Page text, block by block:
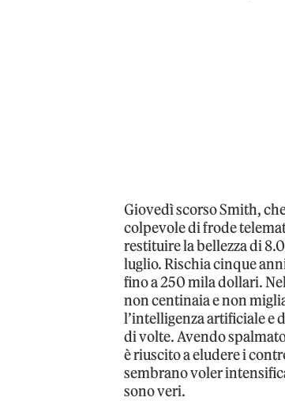
Giovedì scorso Smith,
colpevole di frode
restituire la bellezza di
luglio. Rischia cinque
fino a 250 mila dollari.
non centinaia e non
l’intelligenza artificiale e
di volte. Avendo
è riuscito a eludere i
sembrano voler
sono veri.